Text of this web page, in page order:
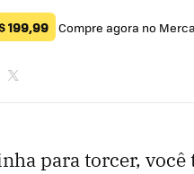
199,99 Compre agora no
para torcer,